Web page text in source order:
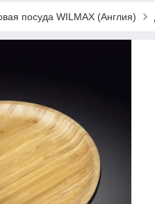
посуда WILMAX (Англия)